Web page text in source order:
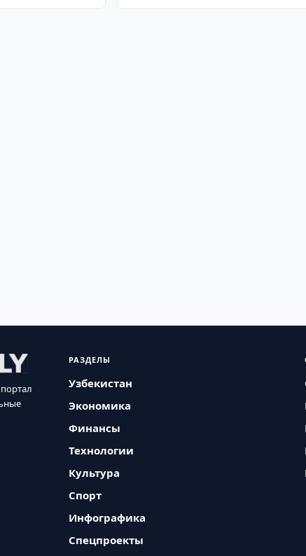
РАЗДЕЛЫ
Узбекистан
Экономика
Финансы
Технологии
Культура
Спорт
Инфографика
Спецпроекты